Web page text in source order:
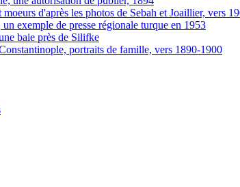
d'après les photos de Sebah et Joaillier, vers
un exemple de presse régionale turque en 1953
baie près de Silifke
portraits de famille, vers 1890-1900